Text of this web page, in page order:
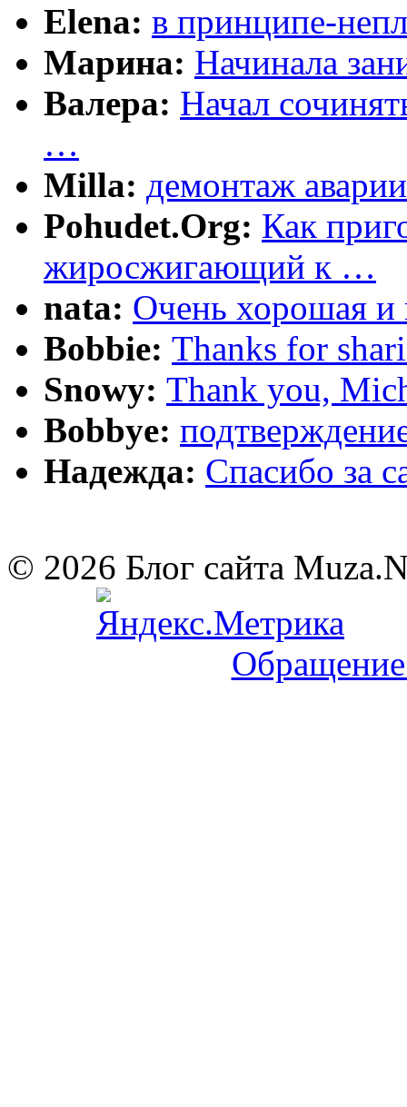
Elena: в принципе-
Марина: Начинала
Валера: Начал
…
Milla: демонтаж
Pohudet.Org: Как
жиросжигающий к …
nata: Очень хорошая и
Bobbie: Thanks for
Snowy: Thank you,
Bobbye:
Надежда: Cпасибо за
© 2026 Блог сайта
Обращение